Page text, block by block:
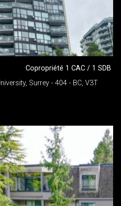
Copropriété 1 CAC / 1 SDB
Surrey - 404 - BC, V3T